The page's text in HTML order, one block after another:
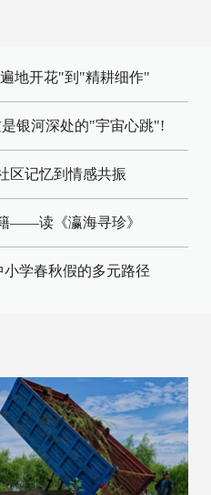
地开花"到"精耕细作"
是银河深处的"宇宙心跳"!
区记忆到情感共振
——读《瀛海寻珍》
学春秋假的多元路径